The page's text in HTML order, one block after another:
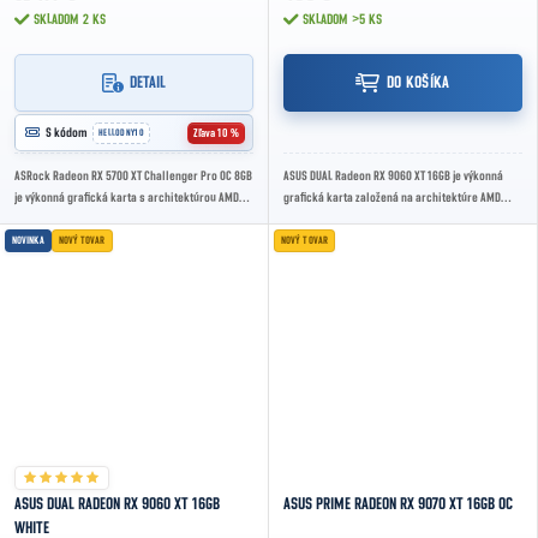
SKLADOM 2 KS
DETAIL
 S kódom HELLODNY10 Zľava 10 %
ASRock Radeon RX 5700 XT Challenger Pro OC 8GB
je výkonná grafická karta s architektúrou AMD
SKLADOM >5 KS
DO KOŠÍKA
ASUS DUAL Radeon RX 9060 XT 16GB je výkonná
grafická karta založená na architektúre AMD
herný...
NOVINKA NOVÝ TOVAR
ASUS DUAL RADEON RX 9060 XT 16GB
WHITE
NOVÝ TOVAR
ASUS PRIME RADEON RX 9070 XT 16GB OC